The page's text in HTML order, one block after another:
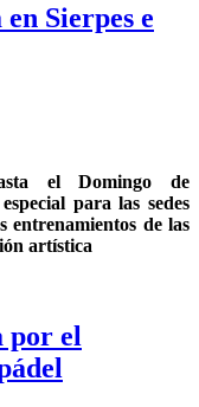
Sierpes e
el Domingo de
para las sedes
de las
artística
por el